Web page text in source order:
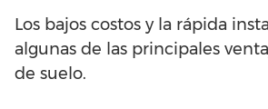
Los bajos costos y la rápida
algunas de las principales
de suelo.